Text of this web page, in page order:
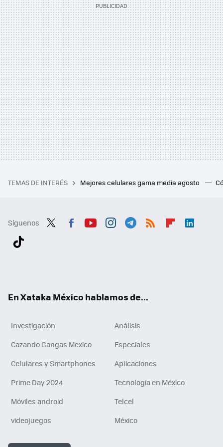
TEMAS DE INTERÉS Mejores celulares gama media agosto
Síguenos
En Xataka México hablamos de...
Investigación
Análisis
Cazando Gangas Mexico
Especiales
Celulares y Smartphones
Aplicaciones
Prime Day 2024
Tecnología en México
Móviles android
Telcel
videojuegos
México